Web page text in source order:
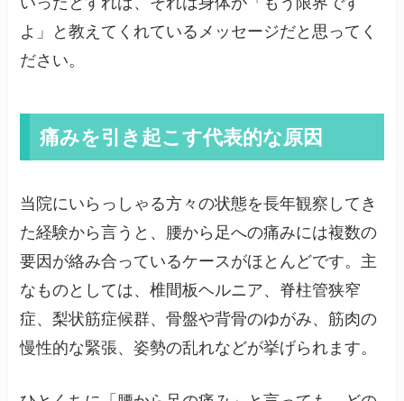
よ」と教えてくれているメッセージだと思ってく
ださい。
痛みを引き起こす代表的な原因
当院にいらっしゃる方々の状態を長年観察してき
た経験から言うと、腰から足への痛みには複数の
要因が絡み合っているケースがほとんどです。主
なものとしては、椎間板ヘルニア、脊柱管狭窄
症、梨状筋症候群、骨盤や背骨のゆがみ、筋肉の
慢性的な緊張、姿勢の乱れなどが挙げられます。